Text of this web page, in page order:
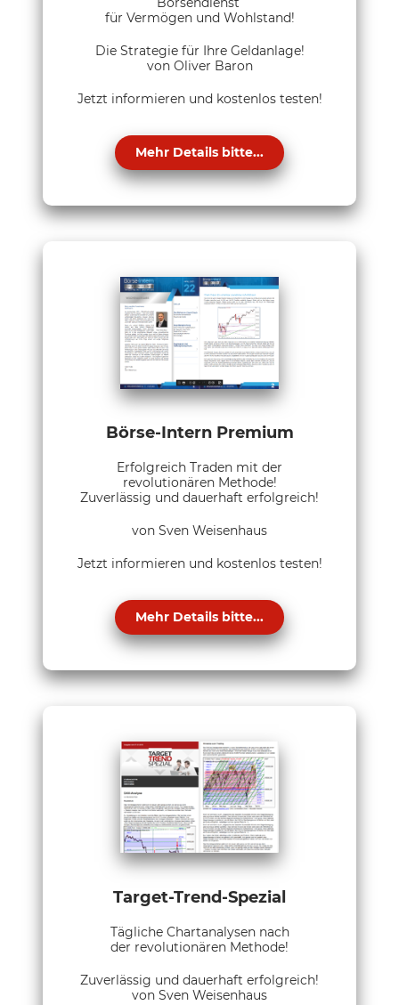
für Vermögen und Wohlstand!
Die Strategie für Ihre Geldanlage!
von Oliver Baron
Jetzt informieren und kostenlos testen!
Mehr Details bitte...
Börse-Intern Premium
Erfolgreich Traden mit der
revolutionären Methode!
Zuverlässig und dauerhaft erfolgreich!
von Sven Weisenhaus
Jetzt informieren und kostenlos testen!
Mehr Details bitte...
Target-Trend-Spezial
Tägliche Chartanalysen nach
der revolutionären Methode!
Zuverlässig und dauerhaft erfolgreich!
von Sven Weisenhaus